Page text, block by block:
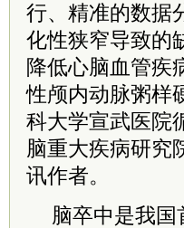
行、精准的数据
化性狭窄导致的
降低心脑血管疾
性颅内动脉粥样
科大学宣武医院
脑重大疾病研究
讯作者。
脑卒中是我